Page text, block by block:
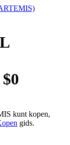
0
kunt kopen,
gids.